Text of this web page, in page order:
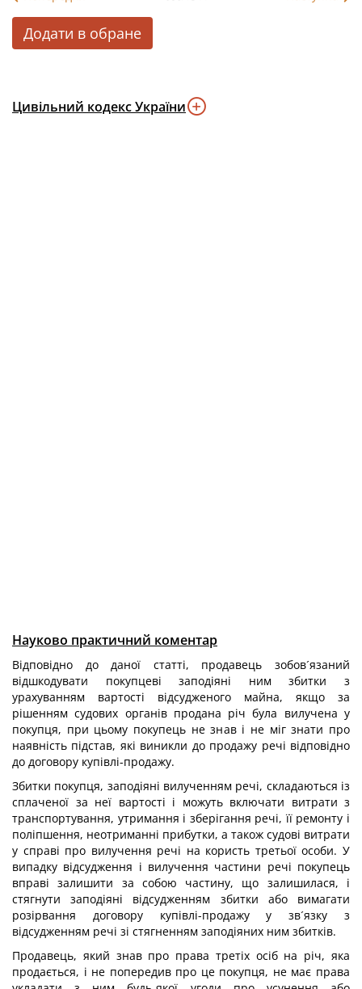
Додати в обране
Цивільний кодекс України
Науково практичний коментар
Відповідно до даної статті, продавець зобов´язаний
відшкодувати покупцеві заподіяні ним збитки з
урахуванням вартості відсудженого майна, якщо за
рішенням судових органів продана річ була вилучена у
покупця, при цьому покупець не знав і не міг знати про
наявність підстав, які виникли до продажу речі відповідно
до договору купівлі-продажу.
Збитки покупця, заподіяні вилученням речі, складаються із
сплаченої за неї вартості і можуть включати витрати з
транспортування, утримання і зберігання речі, її ремонту і
поліпшення, неотриманні прибутки, а також судові витрати
у справі про вилучення речі на користь третьої особи. У
випадку відсудження і вилучення частини речі покупець
вправі залишити за собою частину, що залишилася, і
стягнути заподіяні відсудженням збитки або вимагати
розірвання договору купівлі-продажу у зв´язку з
відсудженням речі зі стягненням заподіяних ним збитків.
Продавець, який знав про права третіх осіб на річ, яка
продається, і не попередив про це покупця, не має права